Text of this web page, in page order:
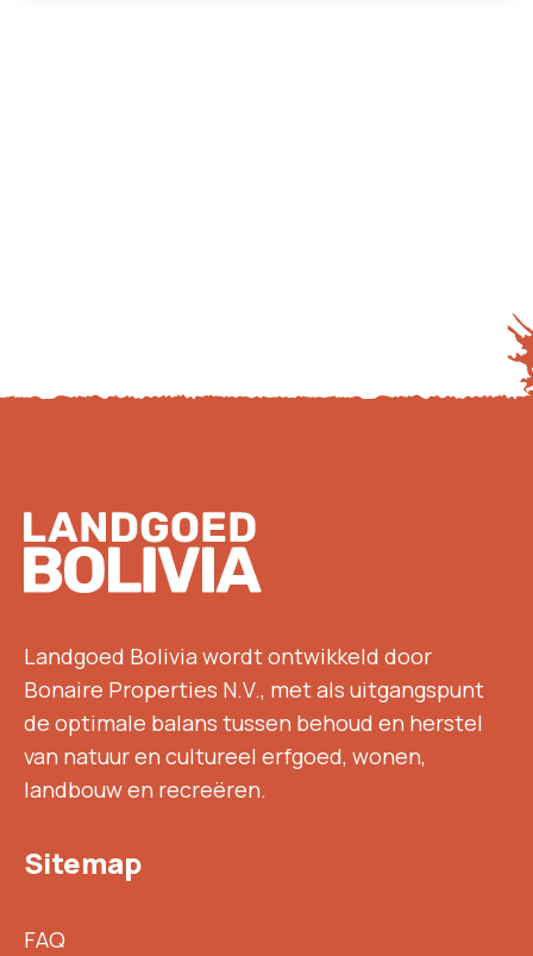
Footer
Landgoed Bolivia wordt ontwikkeld door
Bonaire Properties N.V., met als uitgangspunt
de optimale balans tussen behoud en herstel
van natuur en cultureel erfgoed, wonen,
landbouw en recreëren.
Sitemap
FAQ